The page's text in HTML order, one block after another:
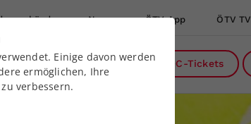
News ÖTV App ÖTV TV
Über uns DC-Tickets
Einige davon werden
ermöglichen, Ihre
verbessern.